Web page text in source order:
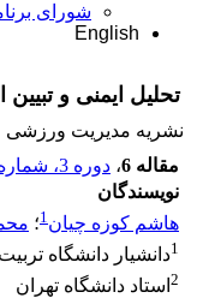
شورای
English
تحلیل ایمنی و
نشریه مدیریت ورزشی
مقاله 6
، دوره 3، شماره 11
نویسندگان
هاشم کوزه چیان1؛
1دانشیار دانشگاه
2 استاد دانشگاه تهران